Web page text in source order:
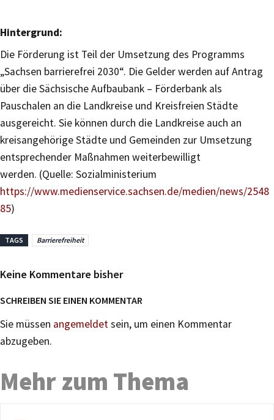
Hintergrund:
Die Förderung ist Teil der Umsetzung des Programms
„Sachsen barrierefrei 2030“. Die Gelder werden auf Antrag
über die Sächsische Aufbaubank – Förderbank als
Pauschalen an die Landkreise und Kreisfreien Städte
ausgereicht. Sie können durch die Landkreise auch an
kreisangehörige Städte und Gemeinden zur Umsetzung
entsprechender Maßnahmen weiterbewilligt
werden. (Quelle: Sozialministerium
https://www.medienservice.sachsen.de/medien/news/2548
85)
TAGS Barrierefreiheit
Keine Kommentare bisher
SCHREIBEN SIE EINEN KOMMENTAR
Sie müssen angemeldetsein, um einen Kommentar
abzugeben.
Mehr zum Thema